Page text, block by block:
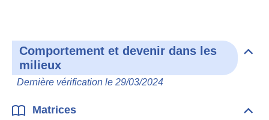
Comportement et devenir dans les
milieux
Dernière vérification le 29/03/2024
les
Matrices